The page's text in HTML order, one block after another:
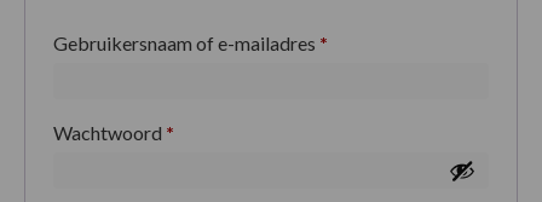
Gebruikersnaam of e-mailadres *
Wachtwoord *